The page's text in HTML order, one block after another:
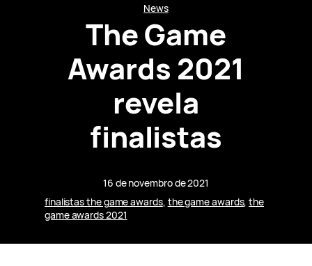
News
The Game
Awards 2021
revela
finalistas
16 de novembro de 2021
finalistas the game awards, the game awards, the
game awards 2021